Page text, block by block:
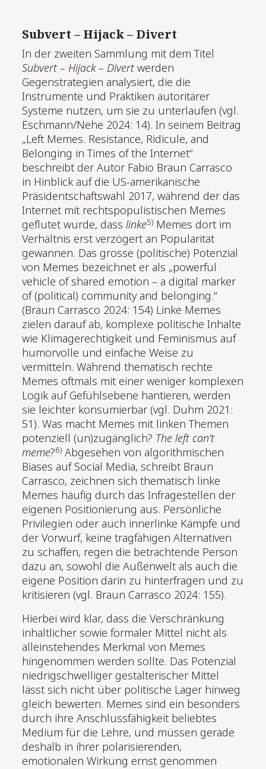
Subvert – Hijack – Divert
In der zweiten Sammlung mit dem Titel
Subvert – Hijack – Divertwerden
Gegenstrategien analysiert, die die
Instrumente und Praktiken autoritärer
Systeme nutzen, um sie zu unterlaufen (vgl.
Eschmann/Nehe 2024: 14). In seinem Beitrag
„Left Memes. Resistance, Ridicule, and
Belonging in Times of the Internet“
beschreibt der Autor Fabio Braun Carrasco
in Hinblick auf die US-amerikanische
Präsidentschaftswahl 2017, während der das
Internet mit rechtspopulistischen Memes
geflutet wurde, dasslinke5) Memes dort im
Verhältnis erst verzögert an Popularität
gewannen. Das grosse (politische) Potenzial
von Memes bezeichnet er als „powerful
vehicle of shared emotion – a digital marker
of (political) community and belonging.“
(Braun Carrasco 2024: 154) Linke Memes
zielen darauf ab, komplexe politische Inhalte
wie Klimagerechtigkeit und Feminismus auf
humorvolle und einfache Weise zu
vermitteln. Während thematisch rechte
Memes oftmals mit einer weniger komplexen
Logik auf Gefühlsebene hantieren, werden
sie leichter konsumierbar (vgl. Duhm 2021:
51). Was macht Memes mit linken Themen
potenziell (un)zugänglich? The left can’t
meme?6) Abgesehen von algorithmischen
Biases auf Social Media, schreibt Braun
Carrasco, zeichnen sich thematisch linke
Memes häufig durch das Infragestellen der
eigenen Positionierung aus. Persönliche
Privilegien oder auch innerlinke Kämpfe und
der Vorwurf, keine tragfähigen Alternativen
zu schaffen, regen die betrachtende Person
dazu an, sowohl die Außenwelt als auch die
eigene Position darin zu hinterfragen und zu
kritisieren (vgl. Braun Carrasco 2024: 155).
Hierbei wird klar, dass die Verschränkung
inhaltlicher sowie formaler Mittel nicht als
alleinstehendes Merkmal von Memes
hingenommen werden sollte. Das Potenzial
niedrigschwelliger gestalterischer Mittel
lässt sich nicht über politische Lager hinweg
gleich bewerten. Memes sind ein besonders
durch ihre Anschlussfähigkeit beliebtes
Medium für die Lehre, und müssen gerade
deshalb in ihrer polarisierenden,
emotionalen Wirkung ernst genommen